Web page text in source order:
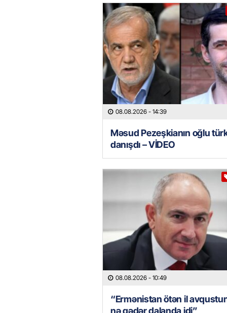
08.08.2026 - 14:39
Məsud Pezeşkianın oğlu
danışdı – VİDEO
08.08.2026 - 10:49
“Ermənistan ötən il
nə qədər dalanda idi”